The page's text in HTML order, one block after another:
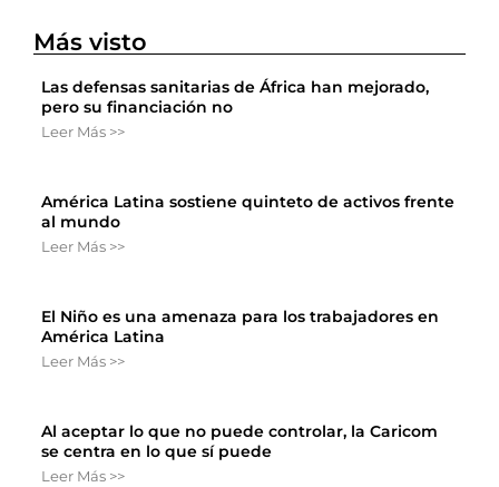
Más visto
Las defensas sanitarias de África han mejorado,
pero su financiación no
Leer Más >>
América Latina sostiene quinteto de activos frente
al mundo
Leer Más >>
El Niño es una amenaza para los trabajadores en
América Latina
Leer Más >>
Al aceptar lo que no puede controlar, la Caricom
se centra en lo que sí puede
Leer Más >>